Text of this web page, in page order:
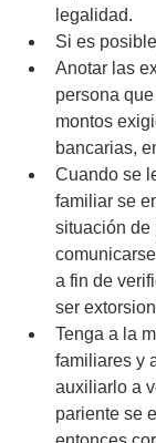
legalidad.
Si es
Anotar las
persona
montos
bancarias,
Cuando se
familiar se
situación de
a fin de
ser
Tenga a la
familiares y
auxiliarlo a
pariente se